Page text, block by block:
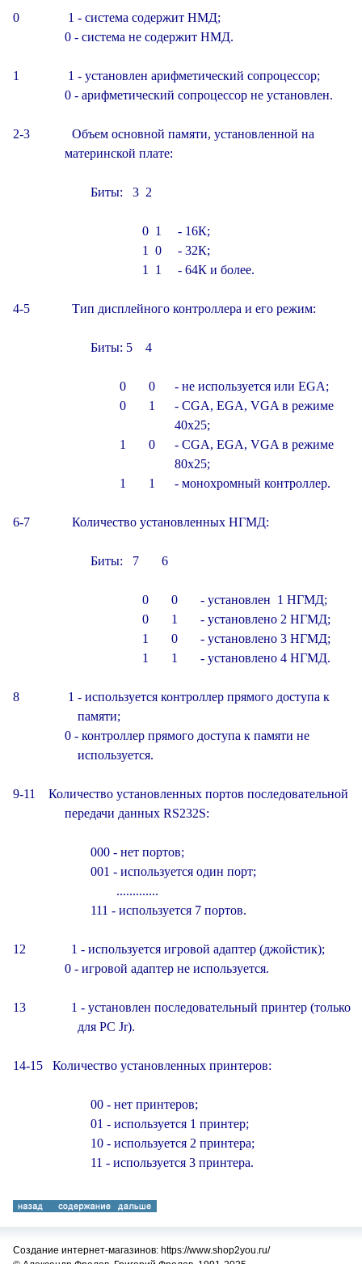
0               1 - система содержит НМД;
                0 - система не содержит НМД.
1               1 - установлен арифметический сопроцессор;
                0 - арифметический сопроцессор не установлен.
2-3             Объем основной памяти, установленной на
                материнской плате:
                        Биты:   3  2
                                        0  1     - 16К;
                                        1  0     - 32К;
                                        1  1     - 64К и более.
4-5             Тип дисплейного контроллера и его режим:
                        Биты: 5    4
                                 0       0      - не используется или EGA;
                                 0       1      - CGA, EGA, VGA в режиме
                                                  40x25;
                                 1       0      - CGA, EGA, VGA в режиме
                                                  80x25;
                                 1       1      - монохромный контроллер.
6-7             Количество установленных НГМД:
                        Биты:   7       6
                                        0       0       - установлен  1 НГМД;
                                        0       1       - установлено 2 НГМД;
                                        1       0       - установлено 3 НГМД;
                                        1       1       - установлено 4 НГМД.
8               1 - используется контроллер прямого доступа к
                    памяти;
                0 - контроллер прямого доступа к памяти не
                    используется.
9-11    Количество установленных портов последовательной
                передачи данных RS232S:
                        000 - нет портов;
                        001 - используется один порт;
                                .............
                        111 - используется 7 портов.
12              1 - используется игровой адаптер (джойстик);
                0 - игровой адаптер не используется.
13              1 - установлен последовательный принтер (только
                    для PC Jr).
14-15   Количество установленных принтеров:
                        00 - нет принтеров;
                        01 - используется 1 принтер;
                        10 - используется 2 принтера;
Создание интернет-магазинов: https://www.shop2you.ru/